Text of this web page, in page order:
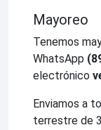
Mayoreo
Tenemos
WhatsApp
electrónico
Enviamos a
terrestre de